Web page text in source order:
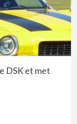
DSK et met